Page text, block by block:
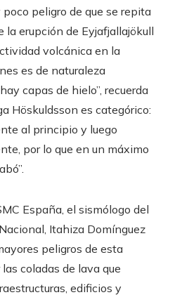
poco peligro de que se repita
la erupción de Eyjafjallajökull
volcánica en la
es de naturaleza
capas de hielo”, recuerda
Höskuldsson es categórico:
al principio y luego
por lo que en un máximo
España, el sismólogo del
Itahiza Domínguez
peligros de esta
coladas de lava que
edificios y